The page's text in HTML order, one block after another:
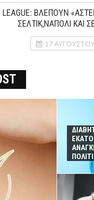
LEAGUE: ΒΛΕΠΟΥΝ
ΣΕΛΤΙΚ,ΝΑΠΟΛΙ ΚΑΙ
17